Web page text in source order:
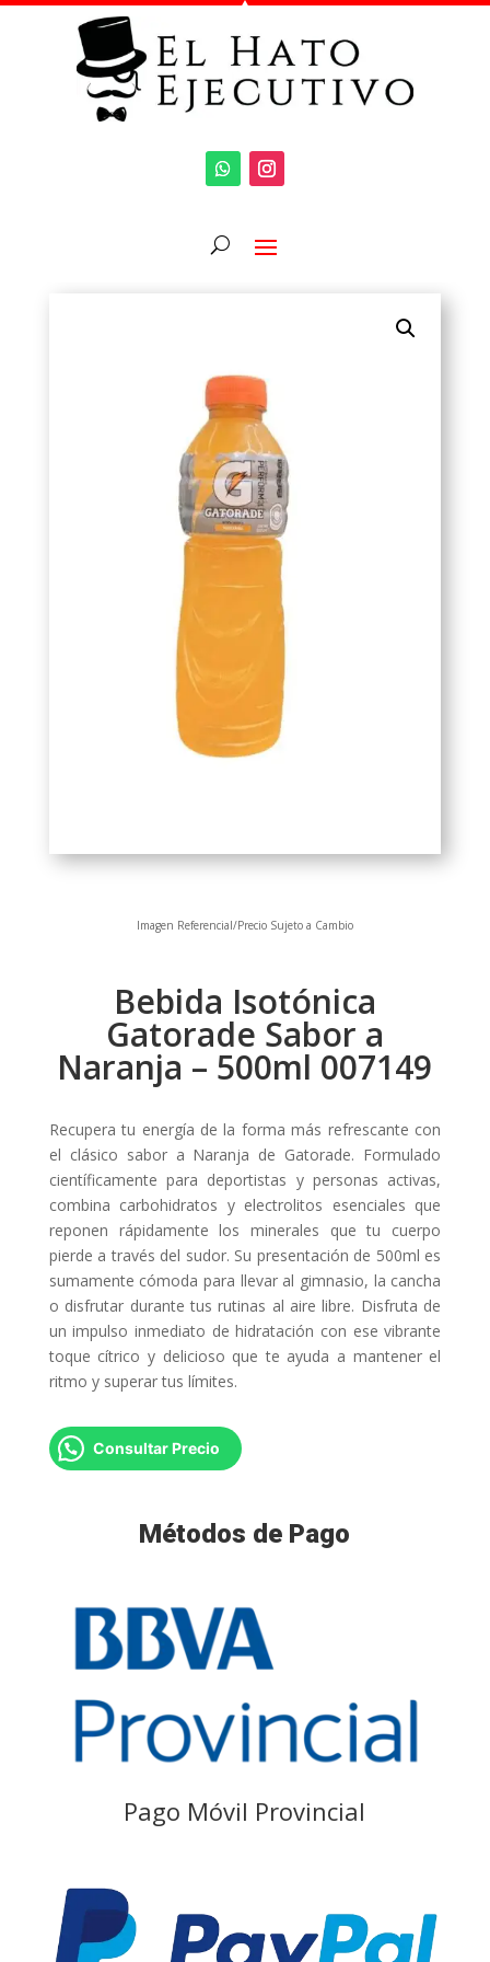
Imagen Referencial/Precio Sujeto a Cambio
Bebida Isotónica
Gatorade Sabor a
Naranja – 500ml 007149
Recupera tu energía de la forma más refrescante con
el clásico sabor a Naranja de Gatorade. Formulado
científicamente para deportistas y personas activas,
combina carbohidratos y electrolitos esenciales que
reponen rápidamente los minerales que tu cuerpo
pierde a través del sudor. Su presentación de 500ml es
sumamente cómoda para llevar al gimnasio, la cancha
o disfrutar durante tus rutinas al aire libre. Disfruta de
un impulso inmediato de hidratación con ese vibrante
toque cítrico y delicioso que te ayuda a mantener el
ritmo y superar tus límites.
Consultar Precio
Métodos de Pago
Pago Móvil Provincial